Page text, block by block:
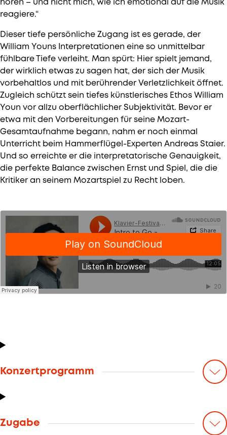
hören – und nicht mich, wie ich emotional auf die Musik
reagiere.“
Dieser tiefe persönliche Zugang ist es gerade, der
William Youns Interpretationen eine so unmittelbar
fühlbare Tiefe verleiht. Man spürt: Hier spielt jemand,
der wirklich etwas zu sagen hat, der sich der Musik
vorbehaltlos und mit berührender Verletzlichkeit öffnet.
Zugleich schützt sein tiefes künstlerisches Ethos William
Youn vor allzu oberflächlicher Subjektivität. Bevor er
etwa mit den Vorbereitungen für seine Mozart-
Gesamtaufnahme begann, nahm er noch einmal
Unterricht beim Hammerflügel-Experten Andreas Staier.
Und so erreichte er die interpretatorische Genauigkeit,
die perfekte Balance zwischen Ernst und Spiel, die die
Kritiker an seinem ­Mozartspiel zu Recht loben.
Konzertprogramm
Zugabe